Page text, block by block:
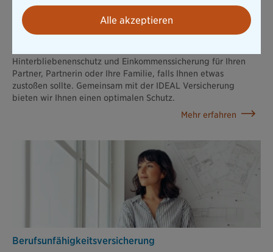
Risikolebens­versicherung
Hinterbliebenenschutz und Einkommenssicherung für Ihren
Partner, Partnerin oder Ihre Familie, falls Ihnen etwas
zustoßen sollte. Gemeinsam mit der IDEAL Versicherung
bieten wir Ihnen einen optimalen Schutz.
Mehr erfahren
Berufsunfähigkeits­versicherung
Alle akzeptieren